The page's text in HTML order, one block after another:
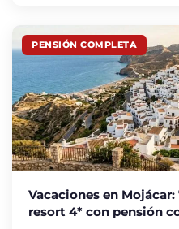
PENSIÓN COMPLETA
Vacaciones en
resort 4* con pensión